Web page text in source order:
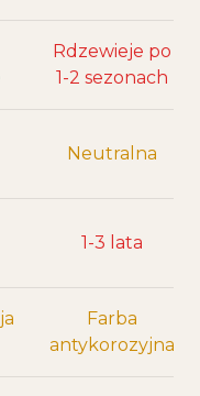
Rdzewieje po
1-2 sezonach
Neutralna
1-3 lata
Farba
antykorozyjna